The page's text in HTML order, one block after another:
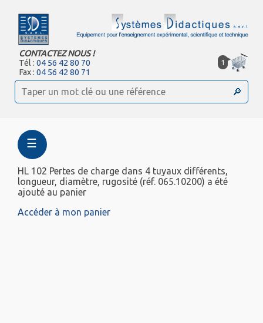
CONTACTEZ NOUS !
Tél :04 56 42 80 70
Fax :04 56 42 80 71
1
☰
HL 102 Pertes de charge dans 4 tuyaux différents,
longueur, diamètre, rugosité (réf. 065.10200) a été
ajouté au panier
Accéder à mon panier